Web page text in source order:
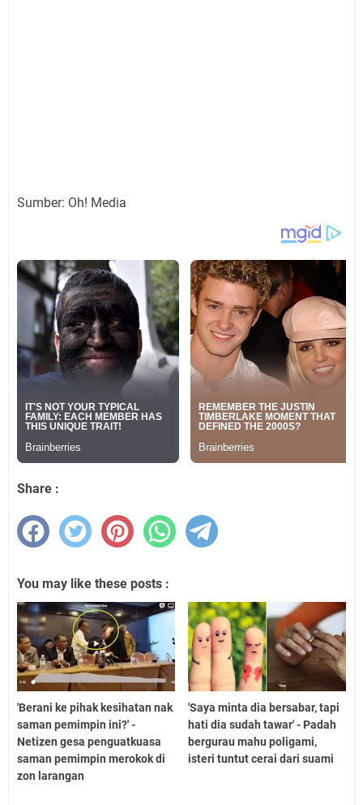
Sumber: Oh! Media
Share :
You may like these posts :
'Berani ke pihak kesihatan nak
saman pemimpin ini?' -
Netizen gesa penguatkuasa
saman pemimpin merokok di
zon larangan
'Saya minta dia bersabar, tapi
hati dia sudah tawar' - Padah
bergurau mahu poligami,
isteri tuntut cerai dari suami